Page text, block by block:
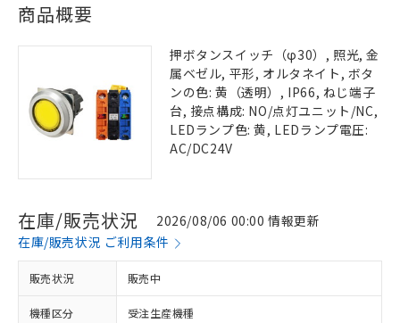
商品概要
押ボタンスイッチ（φ30）, 照光, 金
属ベゼル, 平形, オルタネイト, ボタ
ンの色: 黄（透明）, IP66, ねじ端子
台, 接点構成: NO/点灯ユニット/NC,
LEDランプ色: 黄, LEDランプ電圧:
AC/DC24V
在庫/販売状況
2026/08/06 00:00 情報更新
在庫/販売状況 ご利用条件
販売状況 販売中
機種区分 受注生産機種